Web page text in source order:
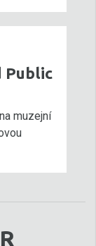
Public
muzejní